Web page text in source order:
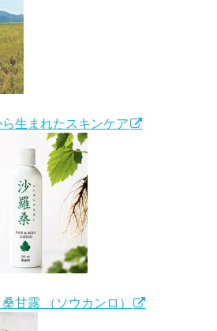
生まれたスキンケア
甘露 （ソウカンロ）